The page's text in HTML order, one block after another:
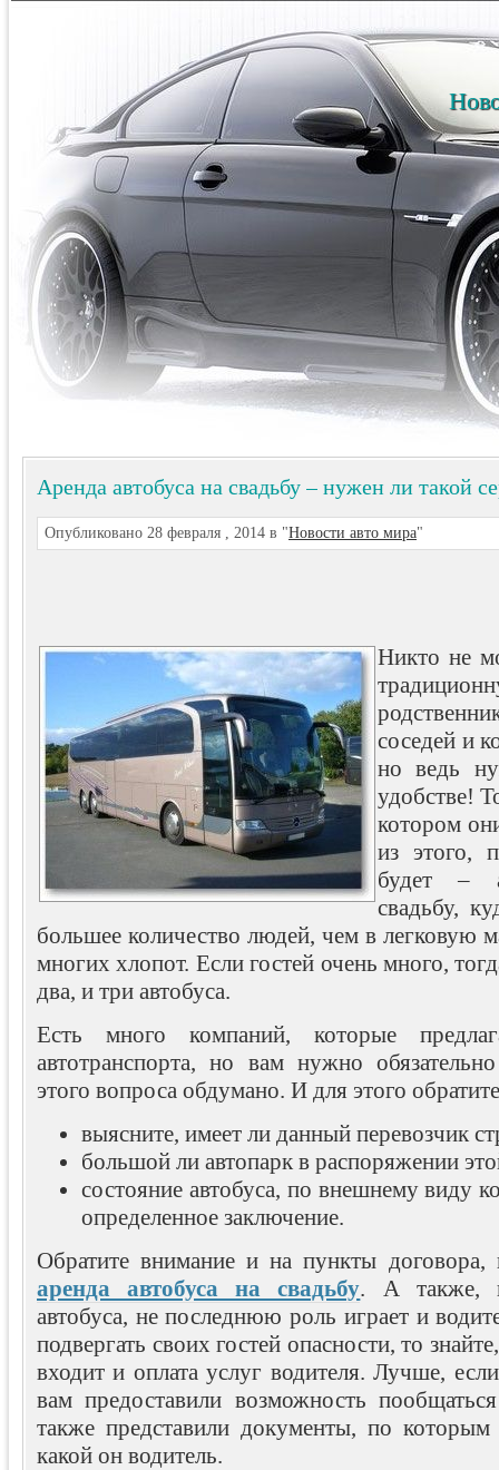
Аренда автобуса на свадьбу – нужен ли такой
Опубликовано 28 февраля , 2014 в "Новости авто мира"
Никто не
соседей и
но ведь
удобстве!
котором
из этого,
будет –
свадьбу,
большее количество людей, чем в легковую
многих хлопот. Если гостей очень много,
два, и три автобуса.
Есть много компаний, которые
автотранспорта, но вам нужно
этого вопроса обдумано. И для этого
выясните, имеет ли данный перевозчик
большой ли автопарк в распоряжении
состояние автобуса, по внешнему виду
определенное заключение.
Обратите внимание и на пункты
аренда автобуса на свадьбу. А также,
автобуса, не последнюю роль играет и
подвергать своих гостей опасности, то
входит и оплата услуг водителя. Лучше,
вам предоставили возможность
также представили документы, по
какой он водитель.